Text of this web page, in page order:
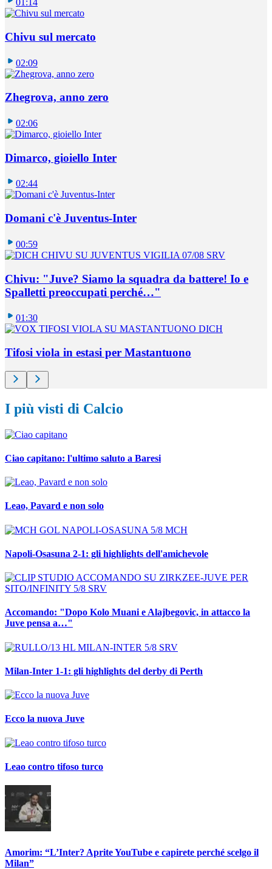
01:14
Chivu sul mercato
02:09
Zhegrova, anno zero
02:06
Dimarco, gioiello Inter
02:44
Domani c'è Juventus-Inter
00:59
Chivu: "Juve? Siamo la squadra da battere! Io e
Spalletti preoccupati perché…"
01:30
Tifosi viola in estasi per Mastantuono
I più visti di Calcio
Ciao capitano: l'ultimo saluto a Baresi
Leao, Pavard e non solo
Napoli-Osasuna 2-1: gli highlights dell'amichevole
Accomando: "Dopo Kolo Muani e Alajbegovic, in attacco la
Juve pensa a…"
Milan-Inter 1-1: gli highlights del derby di Perth
Ecco la nuova Juve
Leao contro tifoso turco
Amorim: “L’Inter? Aprite YouTube e capirete perché scelgo il
Milan”